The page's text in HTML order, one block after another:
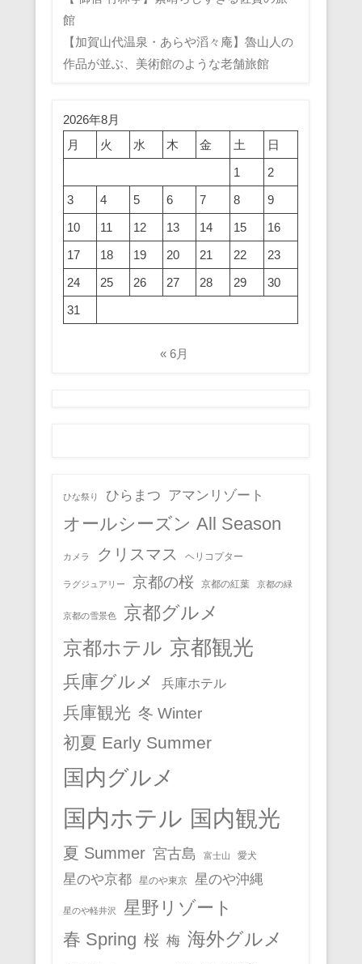
館
【加賀山代温泉・あらや滔々庵】魯山人の
作品が並ぶ、美術館のような老舗旅館
2026年8月
月
火 水 木 金 土
日
1
2
3
4 5 6 7 8
9
10
11 12 13 14 15
16
17
18 19 20 21 22
23
24
25 26 27 28 29
30
31
« 6月
ひな祭り ひらまつ アマンリゾート
オールシーズン All Season
カメラ クリスマス ヘリコプター
ラグジュアリー 京都の桜 京都の紅葉 京都の緑
京都の雪景色 京都グルメ
京都ホテル 京都観光
兵庫グルメ 兵庫ホテル
兵庫観光 冬 Winter
初夏 Early Summer
国内グルメ
国内ホテル 国内観光
夏 Summer 宮古島 富士山 愛犬
星のや京都 星のや東京 星のや沖縄
星のや軽井沢
星野リゾート
春 Spring 桜 梅 海外グルメ